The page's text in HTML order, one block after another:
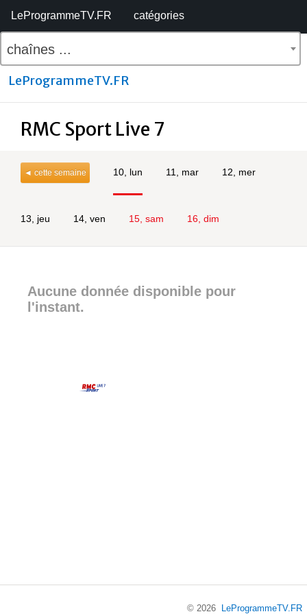
LeProgrammeTV.FR catégories
chaînes ...
LeProgrammeTV.FR
RMC Sport Live 7
◄ cette semaine 10, lun 11, mar 12, mer
13, jeu 14, ven 15, sam 16, dim
Aucune donnée disponible pour
l'instant.
© 2026 LeProgrammeTV.FR